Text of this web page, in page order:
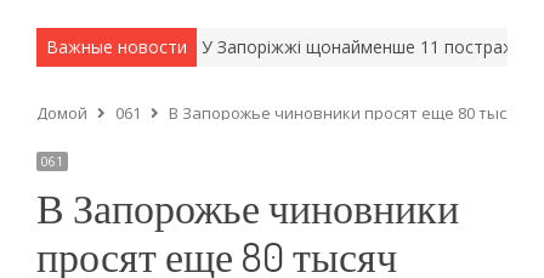
Важные новости
методы. У Запоріжжі щонайменше 11
Домой 061 В Запорожье чиновники просят еще 80 тысяч
061
В Запорожье чиновники
просят еще 80 тысяч